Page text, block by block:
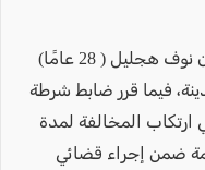
واختتم البيان: "المشتبه بها، من سكان نوف هجليل ( 28 عامًا)
فيما قرر ضابط شرطة
ارتكاب المخالفة لمدة
ضمن إجراء قضائي